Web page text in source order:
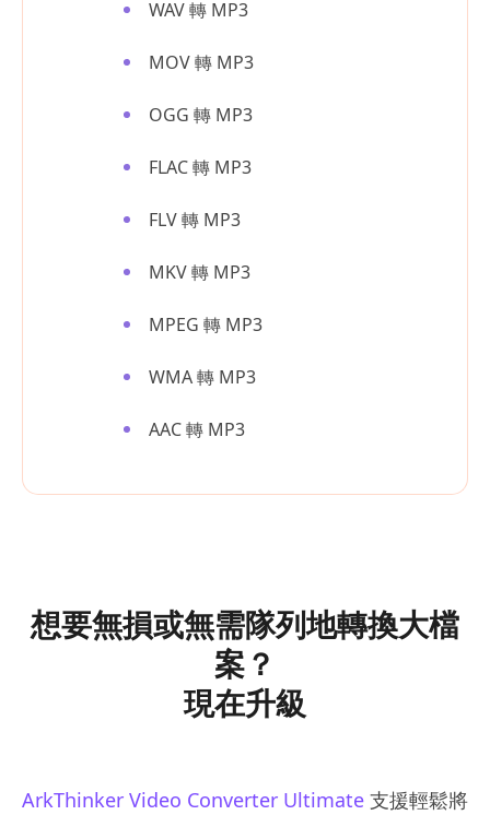
WAV 轉 MP3
MOV 轉 MP3
OGG 轉 MP3
FLAC 轉 MP3
FLV 轉 MP3
MKV 轉 MP3
MPEG 轉 MP3
WMA 轉 MP3
AAC 轉 MP3
想要無損或無需隊列地轉換大檔
案？
現在升級
ArkThinker Video Converter Ultimate 支援輕鬆將